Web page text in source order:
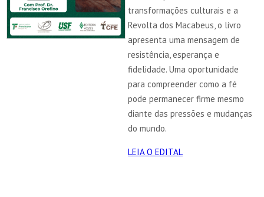
transformações culturais e a
Revolta dos Macabeus, o livro
apresenta uma mensagem de
resistência, esperança e
fidelidade. Uma oportunidade
para compreender como a fé
pode permanecer firme mesmo
diante das pressões e mudanças
do mundo.
LEIA O EDITAL